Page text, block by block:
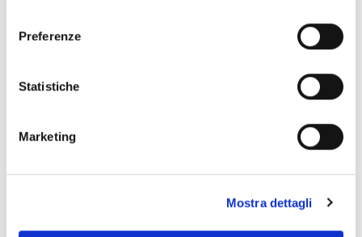
Preferenze
Statistiche
Marketing
Mostra dettagli
SEARCH